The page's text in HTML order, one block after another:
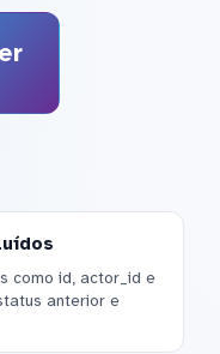
como id, actor_id e
anterior e